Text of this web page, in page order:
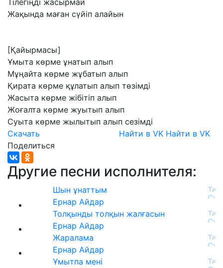
Тілегіңді жасырмай
Жақында маған сүйіп алайын
[Қайырмасы]
Ұмыта көрме ұнатып алып
Мұңайта көрме жұбатып алып
Қирата көрме құлатып алып төзімді
Жасыта көрме жібітіп алып
Жоғалта көрме жуытып алып
Суыта көрме жылытып алып сезімді
Скачать
Найти в VK Найти в VK
Поделиться
Другие песни исполнителя:
Шын ұнаттым
Ернар Айдар
Толқынды толқын жалғасын
Ернар Айдар
Жаралама
Ернар Айдар
Ұмытпа мені